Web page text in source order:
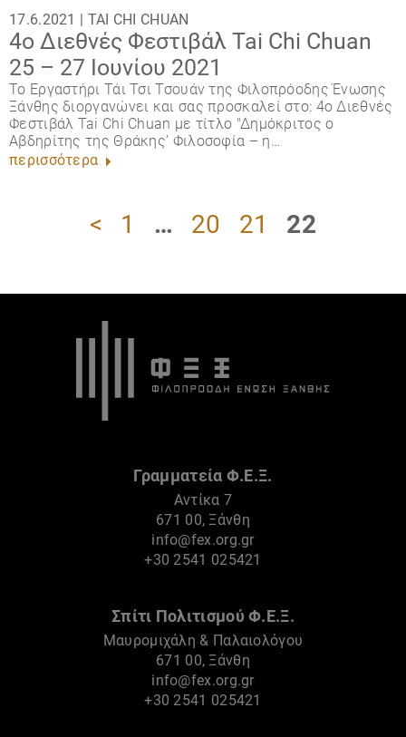
17.6.2021 | TAI CHI CHUAN
4ο Διεθνές Φεστιβάλ Tai Chi Chuan
25 – 27 Ιουνίου 2021
Το Εργαστήρι Τάι Τσι Τσουάν της Φιλοπρόοδης Ένωσης
Ξάνθης διοργανώνει και σας προσκαλεί στο: 4ο Διεθνές
Φεστιβάλ Tai Chi Chuan με τίτλο "Δημόκριτος ο
Αβδηρίτης της Θράκης’ Φιλοσοφία – η…
περισσότερα
< 1 … 20 21 22
Γραμματεία Φ.Ε.Ξ.
Αντίκα 7
671 00, Ξάνθη
info@fex.org.gr
+30 2541 025421
Σπίτι Πολιτισμού Φ.Ε.Ξ.
Μαυρομιχάλη & Παλαιολόγου
671 00, Ξάνθη
info@fex.org.gr
+30 2541 025421